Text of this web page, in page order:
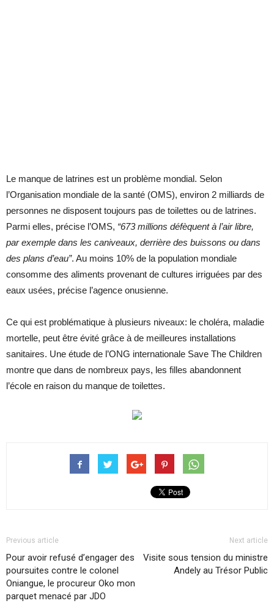
Le manque de latrines est un problème mondial. Selon
l’Organisation mondiale de la santé (OMS), environ 2 milliards de
personnes ne disposent toujours pas de toilettes ou de latrines.
Parmi elles, précise l’OMS, “673 millions défèquent à l’air libre,
par exemple dans les caniveaux, derrière des buissons ou dans
des plans d’eau”. Au moins 10% de la population mondiale
consomme des aliments provenant de cultures irriguées par des
eaux usées, précise l’agence onusienne.
Ce qui est problématique à plusieurs niveaux: le choléra, maladie
mortelle, peut être évité grâce à de meilleures installations
sanitaires. Une étude de l’ONG internationale Save The Children
montre que dans de nombreux pays, les filles abandonnent
l’école en raison du manque de toilettes.
Previous article
Pour avoir refusé d’engager des
poursuites contre le colonel
Oniangue, le procureur Oko mon
parquet menacé par JDO
Next article
Visite sous tension du ministre
Andely au Trésor Public